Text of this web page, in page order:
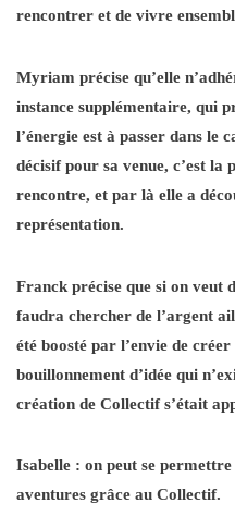
rencontrer et de vivre
Myriam précise qu’elle
instance supplémentaire, qui
l’énergie est à passer dans le
décisif pour sa venue, c’est la
rencontre, et par là elle a
représentation.
Franck précise que si on veut
faudra chercher de l’argent
été boosté par l’envie de
bouillonnement d’idée qui
création de Collectif s’était
Isabelle : on peut se
aventures grâce au Collectif.